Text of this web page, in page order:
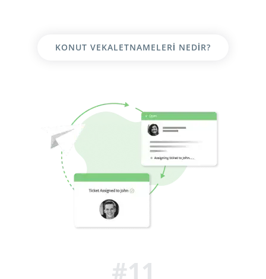
KONUT VEKALETNAMELERI NEDIR?
#11